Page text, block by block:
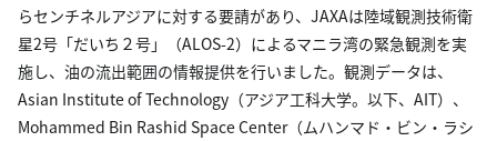
らセンチネルアジアに対する要請があり、JAXAは陸域観測技術衛
星2号「だいち２号」（ALOS-2）によるマニラ湾の緊急観測を実
施し、油の流出範囲の情報提供を行いました。観測データは、
Asian Institute of Technology（アジア工科大学。以下、AIT）、
Mohammed Bin Rashid Space Center（ムハンマド・ビン・ラシ